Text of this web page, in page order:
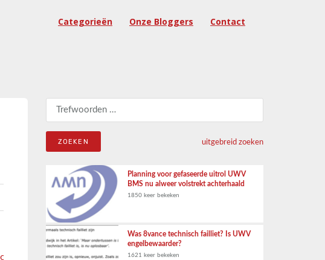
Categorieën Onze Bloggers Contact
Zoeken naar:
uitgebreid zoeken
Planning voor gefaseerde uitrol UWV
BMS nu alweer volstrekt achterhaald
1850 keer bekeken
Was 8vance technisch failliet? Is UWV
engelbewaarder?
1621 keer bekeken